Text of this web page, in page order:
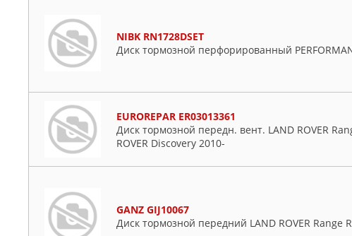
NIBK RN1728DSET
Диск тормозной перфорированный
EUROREPAR ER03013361
Диск тормозной передн. вент. LAND ROVER
ROVER Discovery 2010-
GANZ GIJ10067
Диск тормозной передний LAND ROVER Range